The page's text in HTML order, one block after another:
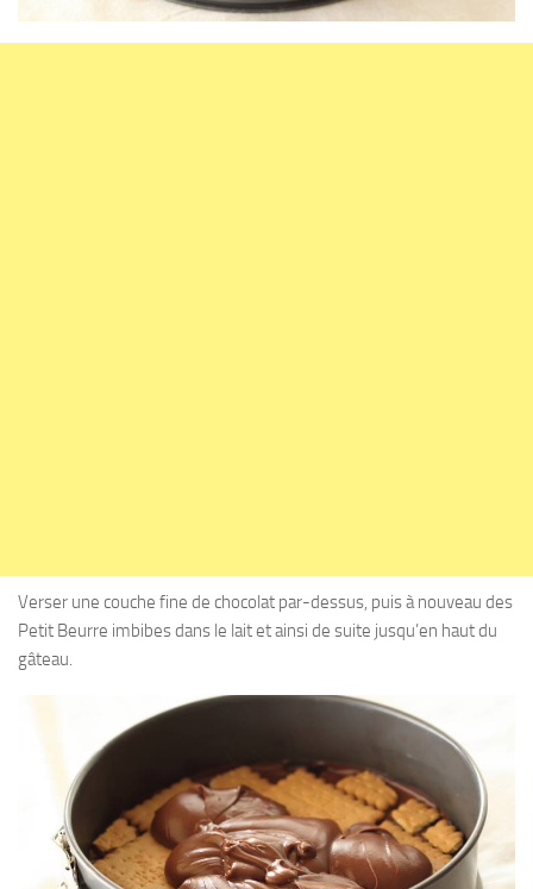
Verser une couche fine de chocolat par-dessus, puis à nouveau des
Petit Beurre imbibes dans le lait et ainsi de suite jusqu’en haut du
gâteau.